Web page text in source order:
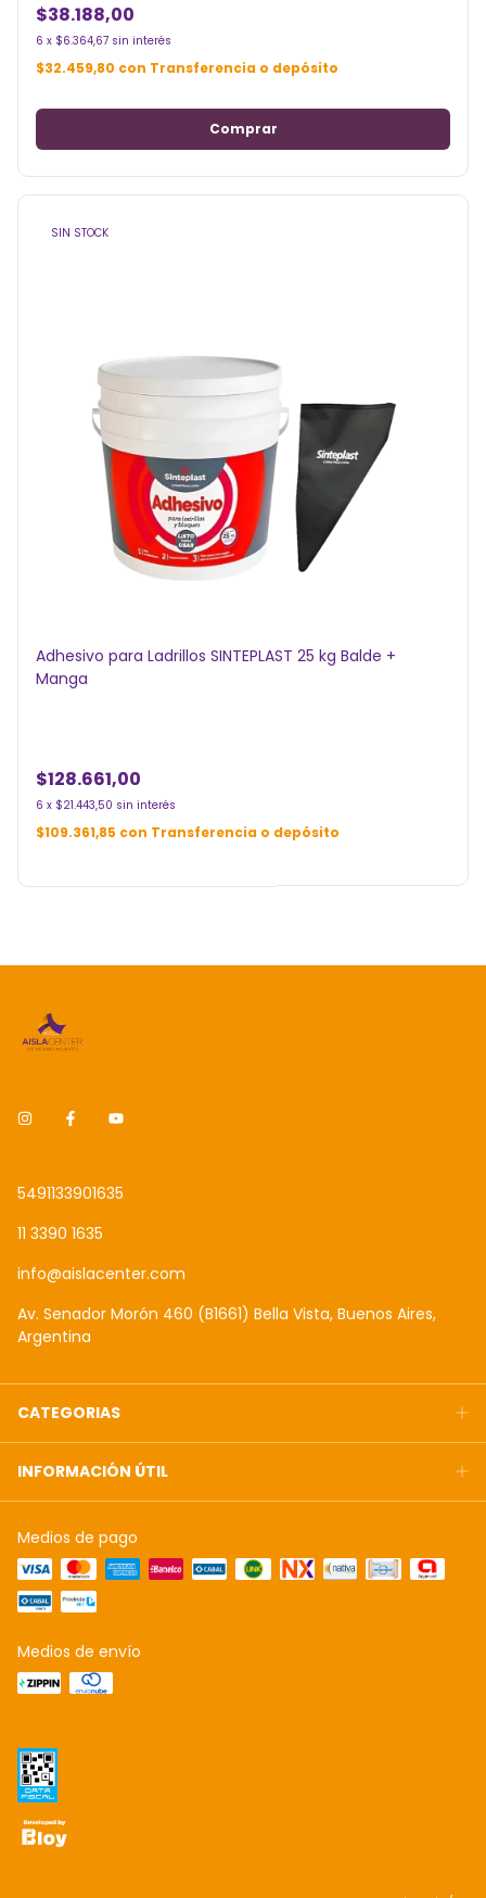
$38.188,00
6 x $6.364,67 sin interés
$32.459,80 con Transferencia o depósito
SIN STOCK
Adhesivo para Ladrillos SINTEPLAST 25 kg Balde +
Manga
$128.661,00
6 x $21.443,50 sin interés
$109.361,85 con Transferencia o depósito
5491133901635
11 3390 1635
info@aislacenter.com
Av. Senador Morón 460 (B1661) Bella Vista, Buenos Aires,
Argentina
CATEGORIAS
INFORMACIÓN ÚTIL
Medios de pago
Medios de envío